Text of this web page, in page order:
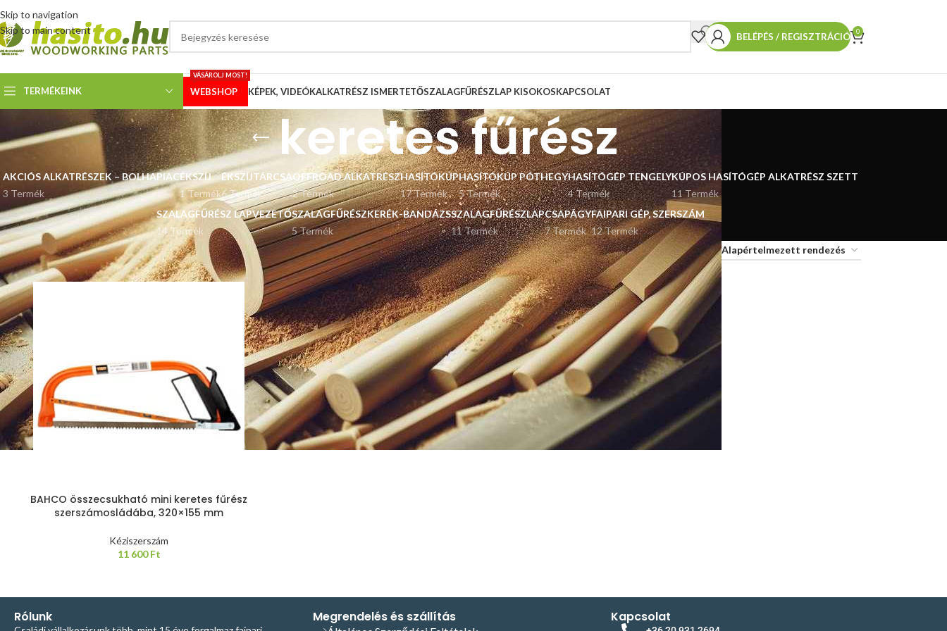
Skip to navigation
Skip to main content
BELÉPÉS / REGISZTRÁCIÓ 0
TERMÉKEINK WEBSHOP
VÁSÁROLJ MOST!
KÉPEK, VIDEÓKALKATRÉSZ ISMERTETŐSZALAGFŰRÉSZLAP KISOKOSKAPCSOLAT
keretes fűrész
AKCIÓS ALKATRÉSZEK – BOLHAPIAC
3 Termék
ÉKSZÍJ
1 Termék
ÉKSZÍJTÁRCSA
6 Termék
OFFROAD ALKATRÉSZ
2 Termék
HASÍTÓKÚP
17 Termék
HASÍTÓKÚP PÓTHEGY
5 Termék
HASÍTÓGÉP TENGELY
4 Termék
KÚPOS HASÍTÓGÉP ALKATRÉSZ SZETT
11 Termék
SZALAGFŰRÉSZ LAPVEZETŐ
14 Termék
SZALAGFŰRÉSZKERÉK-BANDÁZS
5 Termék
SZALAGFŰRÉSZLAP
11 Termék
CSAPÁGY
7 Termék
FAIPARI GÉP, SZERSZÁM
12 Termék
Kezdőlap “keretes fűrész” címkével rendelkező termékek Listázás 9 12 18
BAHCO összecsukható mini keretes fűrész
szerszámosládába, 320×155 mm
Kéziszerszám
11 600Ft
Rólunk Megrendelés és szállítás Kapcsolat